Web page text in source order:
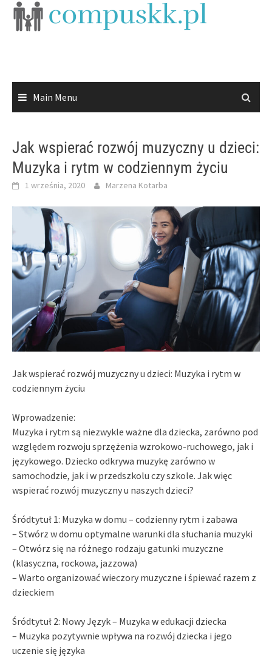
Skip
Main Menu
Jak wspierać rozwój muzyczny u dzieci:
Muzyka i rytm w codziennym życiu
1 września, 2020 Marzena Kotarba
Jak wspierać rozwój muzyczny u dzieci: Muzyka i rytm w
codziennym życiu
Wprowadzenie:
Muzyka i rytm są niezwykle ważne dla dziecka, zarówno pod
względem rozwoju sprzężenia wzrokowo-ruchowego, jak i
językowego. Dziecko odkrywa muzykę zarówno w
samochodzie, jak i w przedszkolu czy szkole. Jak więc
wspierać rozwój muzyczny u naszych dzieci?
Śródtytuł 1: Muzyka w domu – codzienny rytm i zabawa
– Stwórz w domu optymalne warunki dla słuchania muzyki
– Otwórz się na różnego rodzaju gatunki muzyczne
(klasyczna, rockowa, jazzowa)
– Warto organizować wieczory muzyczne i śpiewać razem z
dzieckiem
Śródtytuł 2: Nowy Język – Muzyka w edukacji dziecka
– Muzyka pozytywnie wpływa na rozwój dziecka i jego
uczenie się języka